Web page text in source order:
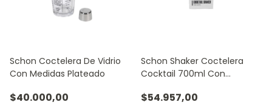
Schon Coctelera De Vidrio
Con Medidas Plateado
$40.000,00
Schon Shaker Coctelera
Cocktail 700ml Con
$54.957,00